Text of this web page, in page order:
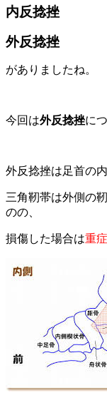
内反捻挫
外反捻挫
がありましたね。
今回は外反捻挫に
外反捻挫は足首の
三角靭帯は外側の
のの、
損傷した場合は重